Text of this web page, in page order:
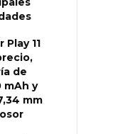
Play 11
de
mAh y
mm